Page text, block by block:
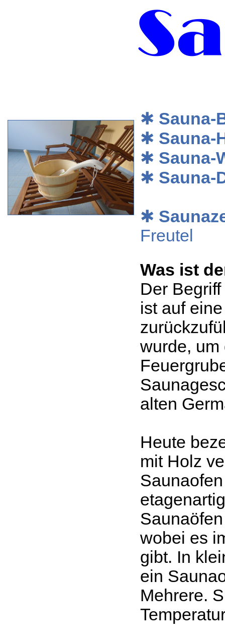
✱ Sauna-
✱ Sauna-
✱ Sauna-
✱ Sauna-
✱
Freutel
Was ist
Der
ist auf
wurde, um
alten
Heute
mit Holz
wobei es
gibt. In
ein
Mehrere.